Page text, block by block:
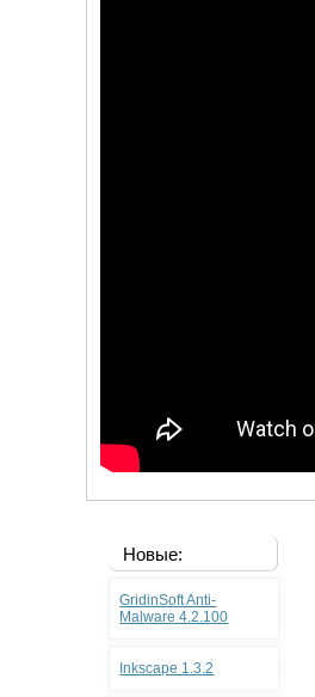
Новые:
GridinSoft Anti-
Malware 4.2.100
Inkscape 1.3.2